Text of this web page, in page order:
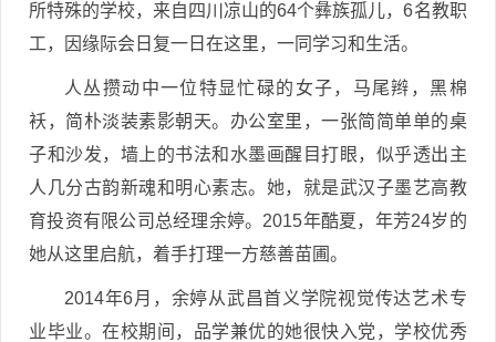
所特殊的学校，来自四川凉山的64个彝族孤儿，6名教职
工，因缘际会日复一日在这里，一同学习和生活。
人丛攒动中一位特显忙碌的女子，马尾辫，黑棉
袄，简朴淡装素影朝天。办公室里，一张简简单单的桌
子和沙发，墙上的书法和水墨画醒目打眼，似乎透出主
人几分古韵新魂和明心素志。她，就是武汉子墨艺高教
育投资有限公司总经理余婷。2015年酷夏，年芳24岁的
她从这里启航，着手打理一方慈善苗圃。
2014年6月，余婷从武昌首义学院视觉传达艺术专
业毕业。在校期间，品学兼优的她很快入党，学校优秀